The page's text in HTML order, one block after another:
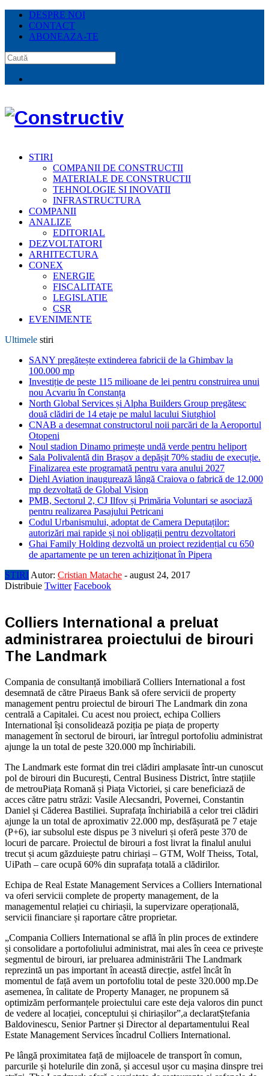
DESPRE NOI
CONTACT
ABONEAZA-TE
STIRI
COMPANII DE CONSTRUCTII
MATERIALE DE CONSTRUCTII
TEHNOLOGIE SI INOVATII
INFRASTRUCTURA
COMPANII
ANALIZE
EDITORIAL
DEZVOLTATORI
ARHITECTURA
CONEX
ENERGIE
FISCALITATE
LEGISLATIE
CSR
EVENIMENTE
Ultimele stiri
SANY pregătește extinderea fabricii de la Ghimbav la
100.000 mp
Investiție de peste 115 milioane de lei pentru construirea unui
nou Acvariu în Constanța
North Global Services și Alpha Builders Group pregătesc
două clădiri de 14 etaje pe malul lacului Siutghiol
CNAB a desemnat constructorul noii parcări de la Aeroportul
Otopeni
Noul stadion Dinamo primește undă verde pentru heliport
Sala Polivalentă din Brașov a depășit 70% stadiu de execuție.
Finalizarea este programată pentru vara anului 2027
Diehl Aviation inaugurează lângă Craiova o fabrică de 12.000
mp dezvoltată de Global Vision
PMB, Sectorul 2, CJ Ilfov și Primăria Voluntari se asociază
pentru realizarea Pasajului Petricani
Codul Urbanismului, adoptat de Camera Deputaților:
autorizări mai rapide și noi obligații pentru dezvoltatori
Ghai Family Holding dezvoltă un proiect rezidențial cu 650
de apartamente pe un teren achiziționat în Pipera
STIRI Autor: Cristian Matache - august 24, 2017
Distribuie Twitter Facebook
Colliers International a preluat
administrarea proiectului de birouri
The Landmark
Compania de consultanță imobiliară Colliers International a fost
desemnată de către Piraeus Bank să ofere servicii de property
management pentru proiectul de birouri The Landmark din zona
centrală a Capitalei. Cu acest nou proiect, echipa Colliers
International își consolidează poziția pe piața de property
management în sectorul de birouri, iar întregul portofoliu administrat
ajunge la un total de peste 320.000 mp închiriabili.
The Landmark este format din trei clădiri amplasate într-un cunoscut
pol de birouri din București, Central Business District, între stațiile
de metrouPiața Romană și Piața Victoriei, și care beneficiază de
acces către patru străzi: Vasile Alecsandri, Povernei, Constantin
Daniel și Căderea Bastiliei. Suprafața închiriabilă a celor trei clădiri
ajunge la un total de aproximativ 22.000 mp, desfășurată pe 7 etaje
(P+6), iar subsolul este dispus pe 3 niveluri și oferă peste 370 de
locuri de parcare. Proiectul de birouri a fost livrat la finalul anului
trecut și acum găzduiește patru chiriași – GTM, Wolf Theiss, Total,
UiPath – care ocupă 60% din suprafața totală a clădirilor.
Echipa de Real Estate Management Services a Colliers International
va oferi servicii complete de property management, de la
managementul relației cu chiriașii, la supervizare operațională,
servicii financiare și raportare către proprietar.
„Compania Colliers International se află în plin proces de extindere
și consolidare a portofoliului administrat, mai ales în ceea ce privește
segmentul de birouri, iar preluarea administrării The Landmark
reprezintă un pas important în această direcție, astfel încât în
momentul de față avem un portofoliu total de peste 320.000 mp.De
asemenea, în calitate de Property Manager, ne propunem să
optimizăm performanțele proiectului care este deja valoros din punct
de vedere al locației, conceptului și chiriașilor”,a declaratȘtefania
Baldovinescu, Senior Partner și Director al departamentului Real
Estate Management Services încadrul Colliers International.
Pe lângă proximitatea față de mijloacele de transport în comun,
parcurile și hotelurile din zonă, și accesul ușor cu mașina dinspre trei